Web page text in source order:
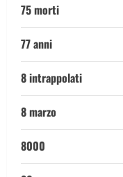
75 morti
77 anni
8 intrappolati
8 marzo
8000